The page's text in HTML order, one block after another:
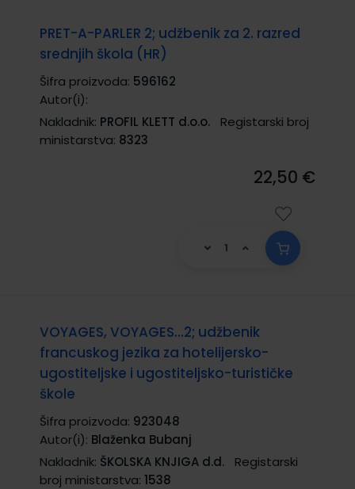
PRET-A-PARLER 2; udžbenik za 2. razred
srednjih škola (HR)
Šifra proizvoda: 596162
Autor(i):
Nakladnik: PROFIL KLETT d.o.o.
Registarski broj
ministarstva: 8323
22,50 €
VOYAGES, VOYAGES...2; udžbenik
francuskog jezika za hotelijersko-
ugostiteljske i ugostiteljsko-turističke
škole
Šifra proizvoda: 923048
Autor(i): Blaženka Bubanj
Nakladnik: ŠKOLSKA KNJIGA d.d.
Registarski
broj ministarstva: 1538